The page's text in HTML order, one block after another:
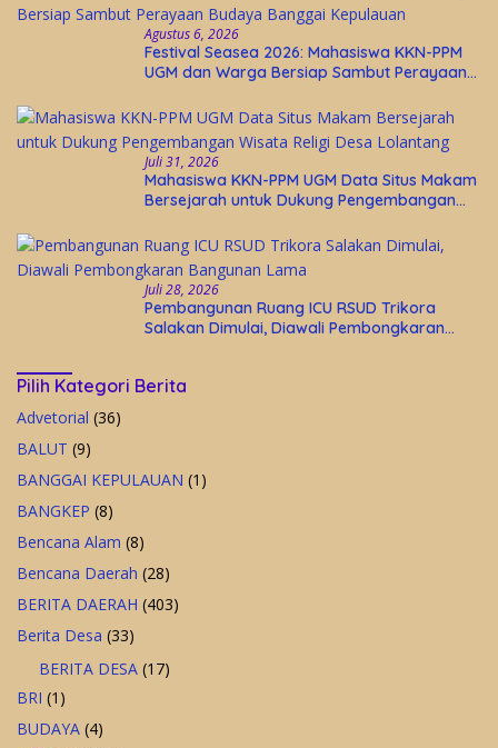
Agustus 6, 2026
Festival Seasea 2026: Mahasiswa KKN-PPM
UGM dan Warga Bersiap Sambut Perayaan
Juli 31, 2026
Mahasiswa KKN-PPM UGM Data Situs Makam
Bersejarah untuk Dukung Pengembangan
Juli 28, 2026
Pembangunan Ruang ICU RSUD Trikora
Salakan Dimulai, Diawali Pembongkaran
Pilih Kategori Berita
Advetorial (36)
BALUT (9)
BANGGAI KEPULAUAN (1)
BANGKEP (8)
Bencana Alam (8)
Bencana Daerah (28)
BERITA DAERAH (403)
Berita Desa (33)
BERITA DESA (17)
BRI (1)
BUDAYA (4)